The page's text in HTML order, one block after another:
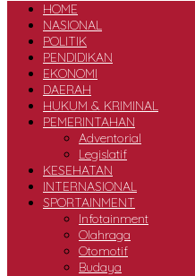
HOME
NASIONAL
POLITIK
PENDIDIKAN
EKONOMI
DAERAH
HUKUM & KRIMINAL
PEMERINTAHAN
Adventorial
Legislatif
KESEHATAN
INTERNASIONAL
SPORTAINMENT
Infotainment
Olahraga
Otomotif
Budaya